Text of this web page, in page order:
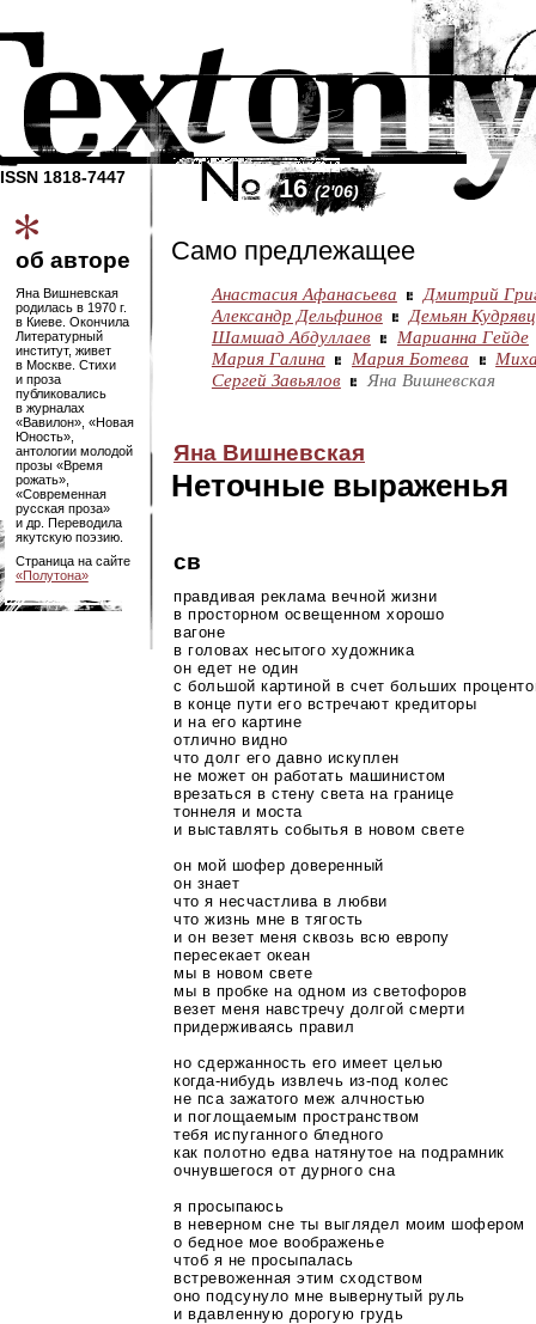
ISSN 1818-7447
об авторе
Яна Вишневская
родилась в 1970 г.
в Киеве. Окончила
Литературный
институт, живет
в Москве. Стихи
и проза
публиковались
в журналах
«Вавилон», «Новая
Юность»,
антологии молодой
прозы «Время
рожать»,
«Современная
русская проза»
и др. Переводила
якутскую поэзию.
Страница на сайте
«Полутона»
16(2'06)
Само предлежащее
Анастасия Афанасьева
Дмитрий
Александр Дельфинов
Демьян
Шамшад Абдуллаев
Марианна Гейде
Мария Галина
Мария Ботева
Сергей Завьялов
Яна Вишневская
Яна Вишневская
Неточные выраженья
св
правдивая реклама вечной жизни
в просторном освещенном хорошо
вагоне
в головах несытого художника
он едет не один
с большой картиной в счет больших
в конце пути его встречают кредиторы
и на его картине
отлично видно
что долг его давно искуплен
не может он работать машинистом
врезаться в стену света на границе
тоннеля и моста
и выставлять событья в новом свете
он мой шофер доверенный
он знает
что я несчастлива в любви
что жизнь мне в тягость
и он везет меня сквозь всю европу
пересекает океан
мы в новом свете
мы в пробке на одном из светофоров
везет меня навстречу долгой смерти
придерживаясь правил
но сдержанность его имеет целью
когда-нибудь извлечь из-под колес
не пса зажатого меж алчностью
и поглощаемым пространством
тебя испуганного бледного
как полотно едва натянутое на подрамник
очнувшегося от дурного сна
я просыпаюсь
в неверном сне ты выглядел моим шофером
о бедное мое воображенье
чтоб я не просыпалась
встревоженная этим сходством
оно подсунуло мне вывернутый руль
и вдавленную дорогую грудь